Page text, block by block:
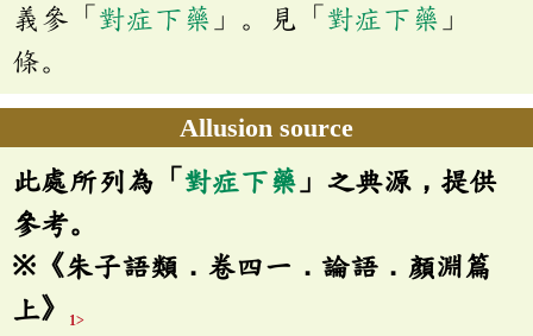
義參「 對症下藥 」。見「 對症下藥 」
條。
Allusion source
此處所列為「 對症下藥 」之典源，提供
參考。
※《朱子語類．卷四一．論語．顏淵篇
上》
1>